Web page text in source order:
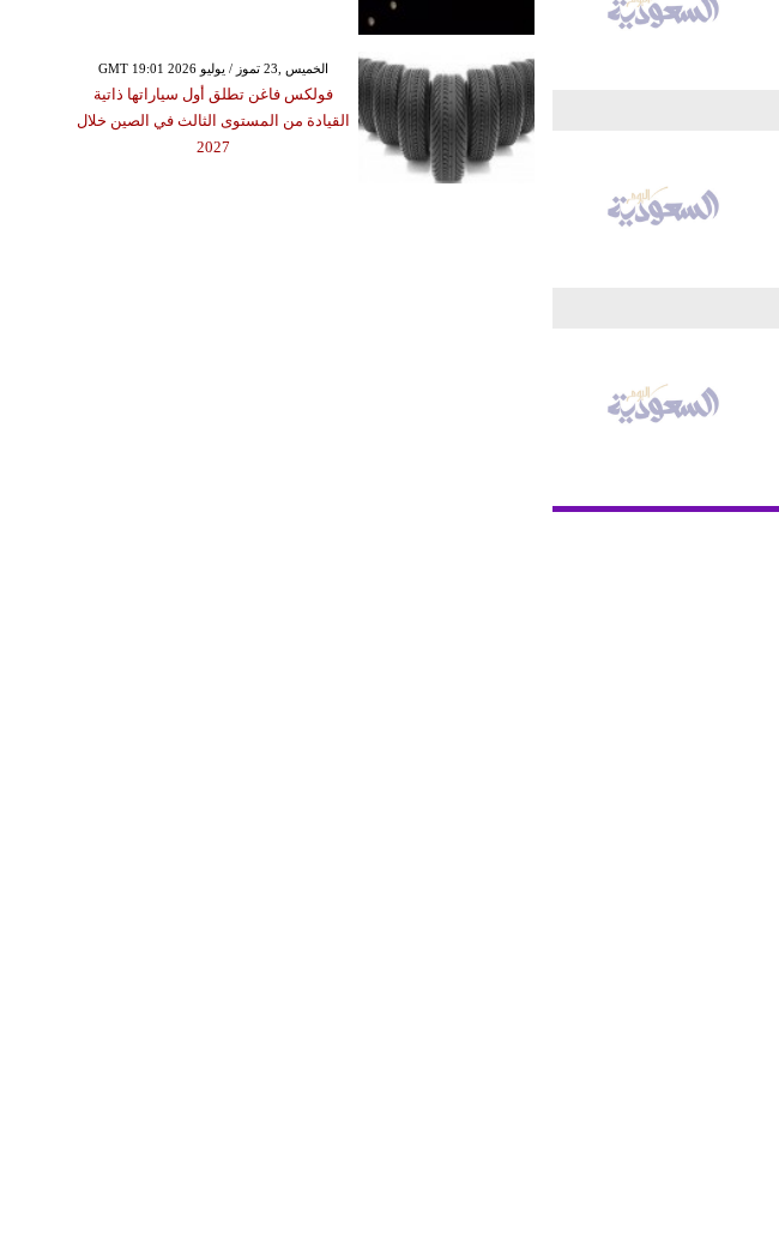
GMT 19:01 2026 الخميس ,23 تموز / يوليو
فولكس فاغن تطلق أول سياراتها ذاتية
القيادة من المستوى الثالث في الصين خلال
2027